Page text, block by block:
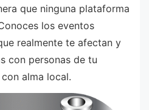
que ninguna plataforma
los eventos
realmente te afectan y
con personas de tu
alma local.